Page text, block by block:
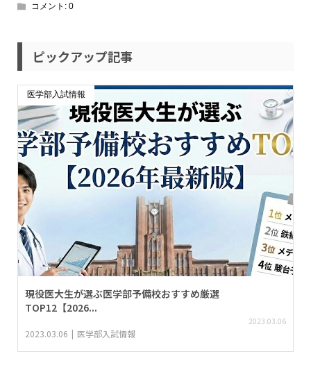
コメント: 0
ピックアップ記事
医学部入試情報
現役医大生が選ぶ医学部予備校おすすめ厳選
TOP12【2026...
2023.03.06
2023.03.06 医学部入試情報